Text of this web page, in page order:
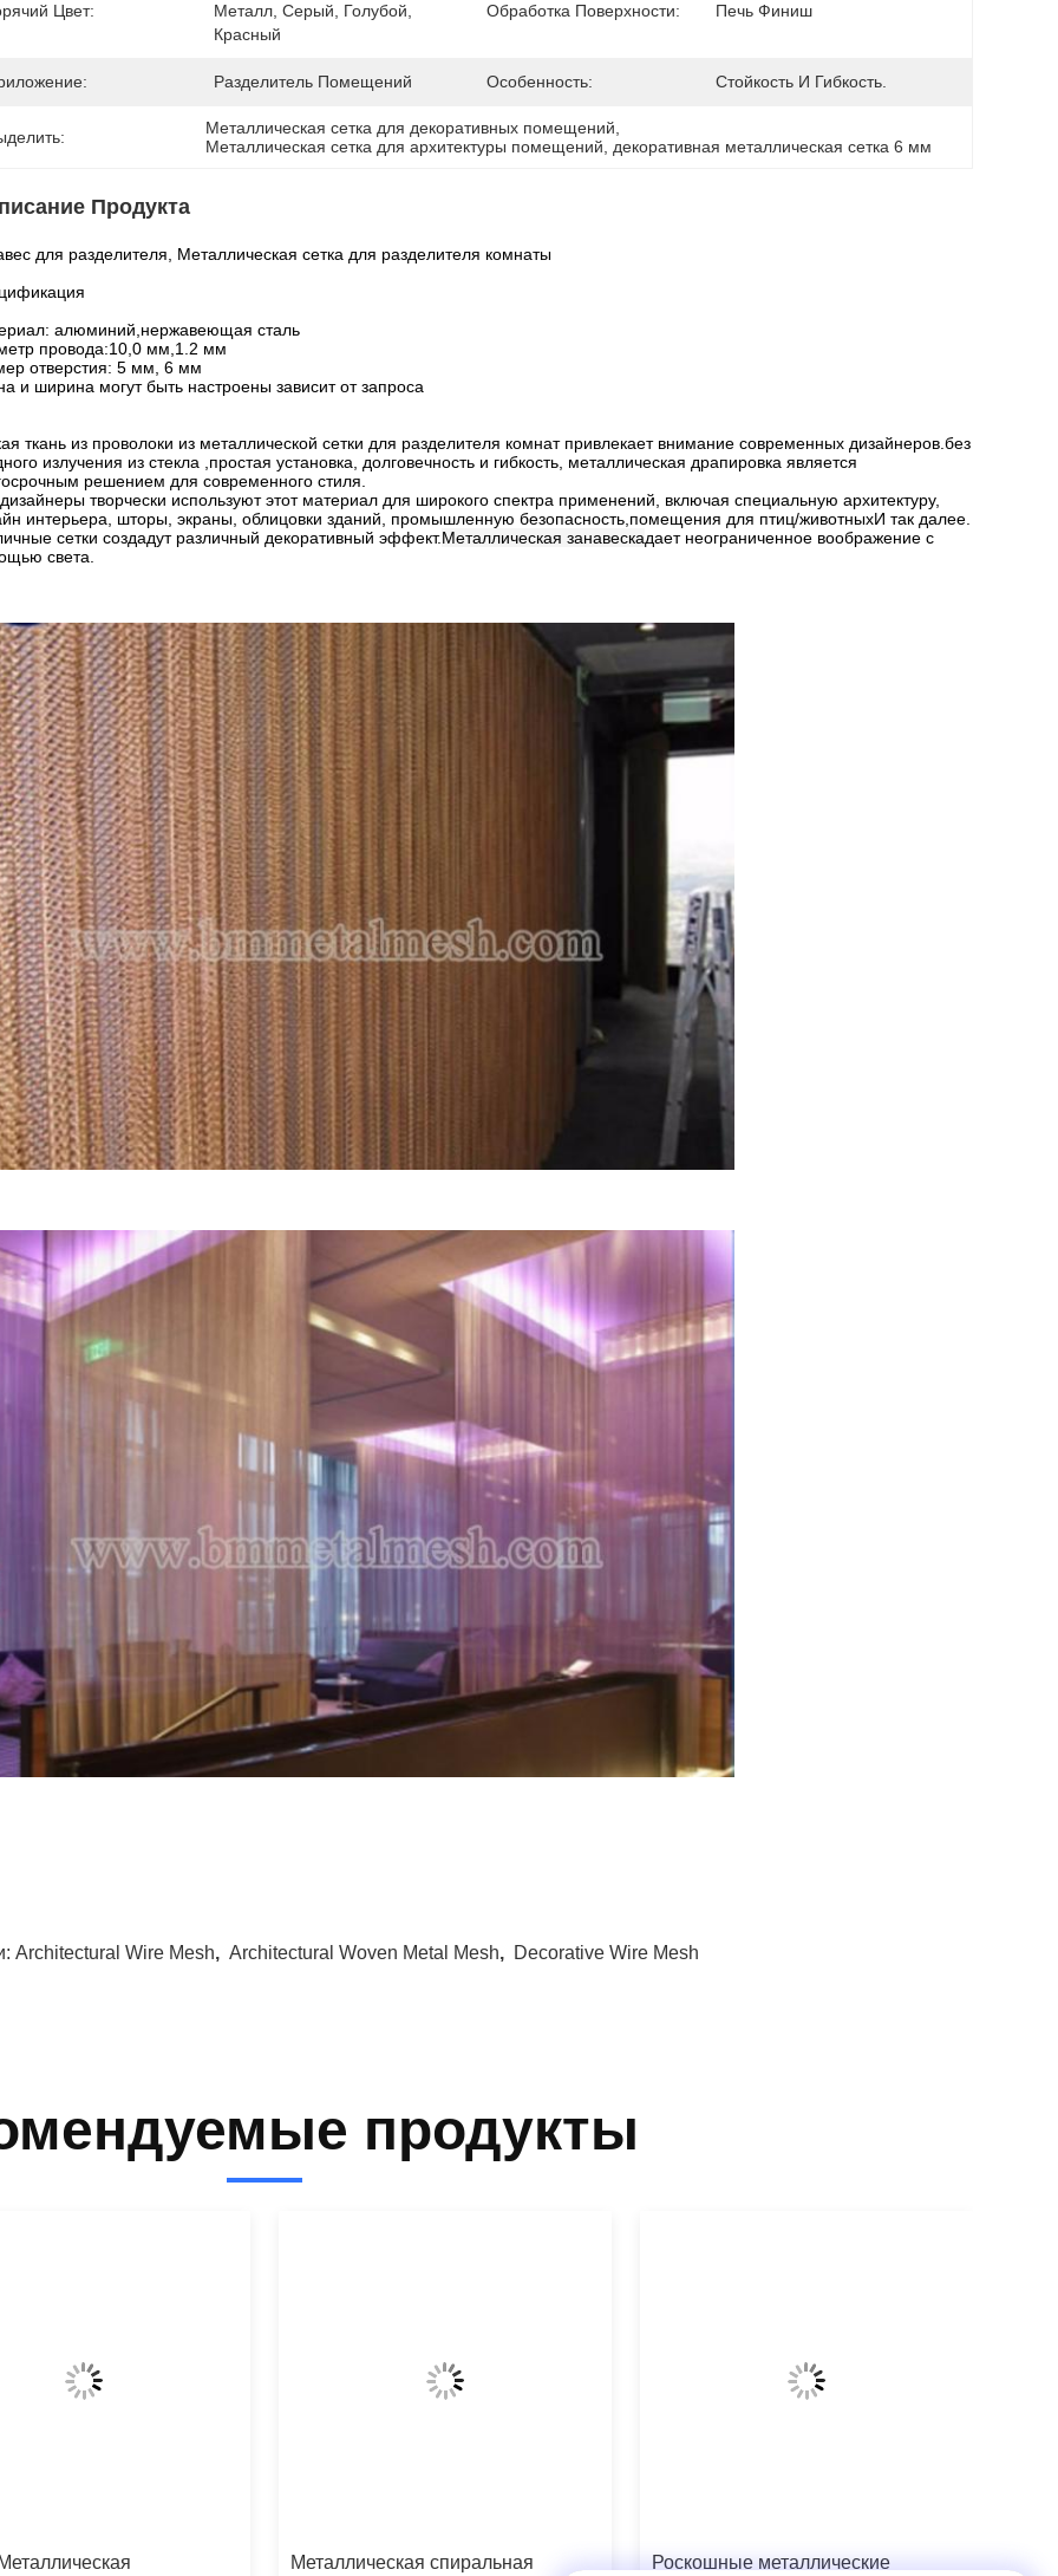
Цвет:
Металл, Серый, Голубой,
Красный
Обработка Поверхности: Печь Финиш
Разделитель Помещений Особенность: Стойкость И Гибкость.
Металлическая сетка для декоративных помещений
Металлическая сетка для архитектуры помещений
декоративная металлическая сетка 6 мм
Продукта
для разделителя, Металлическая сетка для разделителя комнаты
алюминий,нержавеющая сталь
провода:10,0 мм,1.2 мм
отверстия: 5 мм, 6 мм
и ширина могут быть настроены зависит от запроса
ткань из проволоки из металлической сетки для разделителя комнат привлекает внимание современных дизайнеров.без
излучения из стекла ,простая установка, долговечность и гибкость, металлическая драпировка является
решением для современного стиля.
творчески используют этот материал для широкого спектра применений, включая специальную архитектуру,
интерьера, шторы, экраны, облицовки зданий, промышленную безопасность,помещения для птиц/животныхИ так далее.
сетки создадут различный декоративный эффект.Металлическая занавескадает неограниченное воображение с
света.
Architectural Wire Mesh, Architectural Woven Metal Mesh, Decorative Wire Mesh
продукты
Металлическая спиральная Роскошные металлические